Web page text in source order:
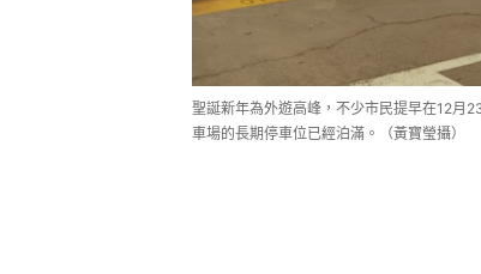
聖誕新年為外遊高峰，不少市民提早在12月
車場的長期停車位已經泊滿。（黃寶瑩攝）